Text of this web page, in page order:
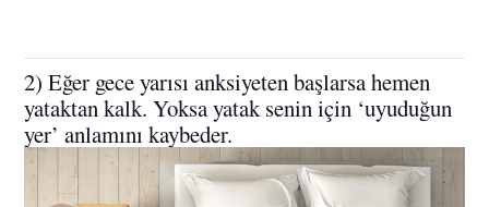
2) Eğer gece yarısı anksiyeten başlarsa hemen
yataktan kalk. Yoksa yatak senin için ‘uyuduğun
yer’ anlamını kaybeder.